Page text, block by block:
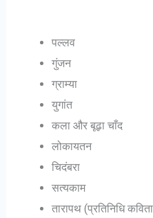
पल्लव
गुंजन
ग्राम्या
युगांत
कला और बूढ़ा चाँद
लोकायतन
चिदंबरा
सत्यकाम
तारापथ (प्रतिनिधि